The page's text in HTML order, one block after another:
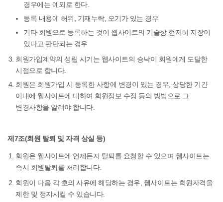
경우에는 예외로 한다.
등록 내용에 허위, 기재누락, 오기가 있는 경우
기타 회원으로 등록하는 것이 웹사이트의 기술상 현저히 지장이
있다고 판단되는 경우
회원가입계약의 성립 시기는 웹사이트의 승낙이 회원에게 도달한
시점으로 합니다.
회원은 회원가입 시 등록한 사항에 변경이 있는 경우, 상당한 기간
이내에 웹사이트에 대하여 회원정보 수정 등의 방법으로 그
변경사항을 알려야 합니다.
제7조(회원 탈퇴 및 자격 상실 등)
회원은 웹사이트에 언제든지 탈퇴를 요청할 수 있으며 웹사이트는
즉시 회원탈퇴를 처리합니다.
회원이 다음 각 호의 사유에 해당하는 경우, 웹사이트는 회원자격을
제한 및 정지시킬 수 있습니다.